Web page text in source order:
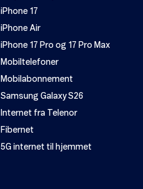
iPhone 17
iPhone Air
iPhone 17 Pro og 17 Pro Max
Mobiltelefoner
Mobilabonnement
Samsung Galaxy S26
Internet fra Telenor
Fibernet
5G internet til hjemmet